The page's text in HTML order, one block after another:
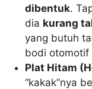
dibentuk.
dia kurang
yang butuh
bodi otomotif
Plat Hitam
“kakak”nya